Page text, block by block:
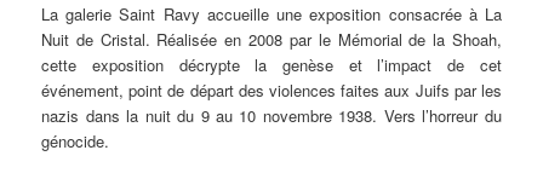
Lagalerie Saint Ravy accueille une exposition consacrée à La
Nuit de Cristal. Réalisée en 2008 par le Mémorial de la Shoah,
cette exposition décrypte la genèse et l’impact de cet
événement, point de départ des violences faites aux Juifs par les
nazis dans la nuit du 9 au 10 novembre 1938. Vers l’horreur du
génocide.